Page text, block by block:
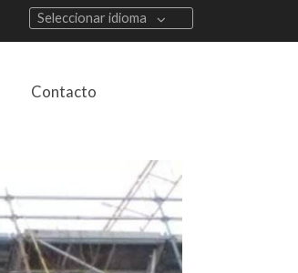
Seleccionar idioma
Contacto